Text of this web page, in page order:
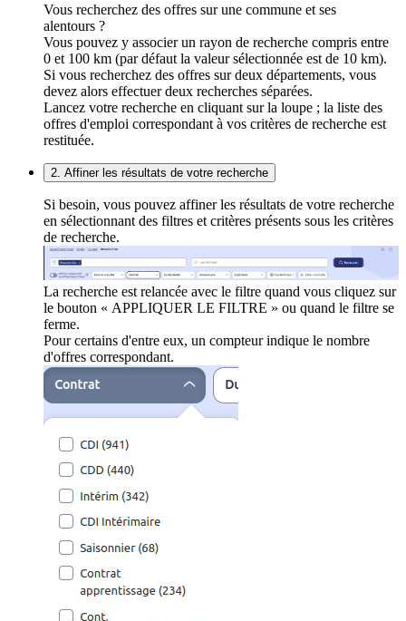
Vous recherchez des offres sur une commune et ses
alentours ?
Vous pouvez y associer un rayon de recherche compris entre
0 et 100 km (par défaut la valeur sélectionnée est de 10 km).
Si vous recherchez des offres sur deux départements, vous
devez alors effectuer deux recherches séparées.
Lancez votre recherche en cliquant sur la loupe ; la liste des
offres d'emploi correspondant à vos critères de recherche est
restituée.
2. Affiner les résultats de votre recherche
Si besoin, vous pouvez affiner les résultats de votre recherche
en sélectionnant des filtres et critères présents sous les critères
de recherche.
La recherche est relancée avec le filtre quand vous cliquez sur
le bouton « APPLIQUER LE FILTRE » ou quand le filtre se
ferme.
Pour certains d'entre eux, un compteur indique le nombre
d'offres correspondant.